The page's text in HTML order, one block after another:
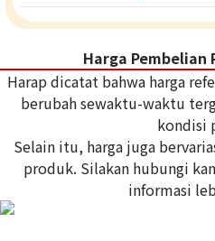
Harga Pembelian
Harap dicatat bahwa harga
berubah sewaktu-waktu
kondisi
Selain itu, harga juga
produk. Silakan hubungi
informasi